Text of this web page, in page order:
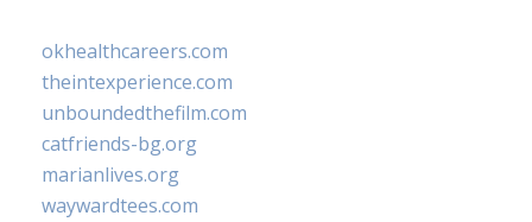
okhealthcareers.com
theintexperience.com
unboundedthefilm.com
catfriends-bg.org
marianlives.org
waywardtees.com